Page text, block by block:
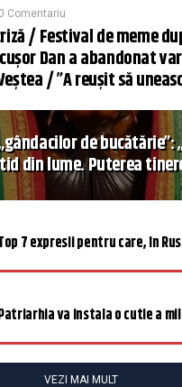
0 Comentariu
/ Festival de meme
Dan a abandonat
/ ”A reușit să
de bucătărie”:
din lume. Puterea
7 expresii pentru care, în
va instala o cutie a
VEZI MAI MULT